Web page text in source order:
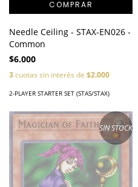
Needle Ceiling - STAX-EN026 -
Common
$6.000
3cuotas sin interés de $2.000
2-PLAYER STARTER SET (STAS/STAX)
SIN STOCK